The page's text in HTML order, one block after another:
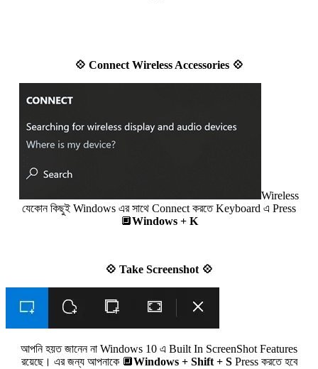
💠 Connect Wireless Accessories 💠
Wireless
যেকোন কিছুই Windows এর সাথে Connect করতে Keyboard এ Press
🔲Windows + K
💠 Take Screenshot 💠
আপনি হয়ত জানেন না Windows 10 এ Built In ScreenShot Features
রয়েছে। এর জন্য আপনাকে 🔲Windows + Shift + SPress করতে হবে